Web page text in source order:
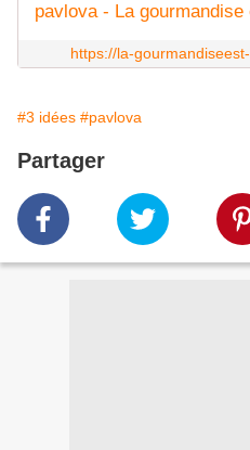
pavlova - La
https://la-
#3 idées #pavlova
Partager